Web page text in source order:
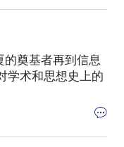
的奠基者再到信息
学术和思想史上的